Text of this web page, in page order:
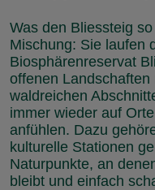
Was den Bliessteig
Mischung: Sie laufen
Biosphärenreservat
offenen
waldreichen
immer wieder auf
anfühlen. Dazu
kulturelle Stationen
Naturpunkte, an
bleibt und einfach